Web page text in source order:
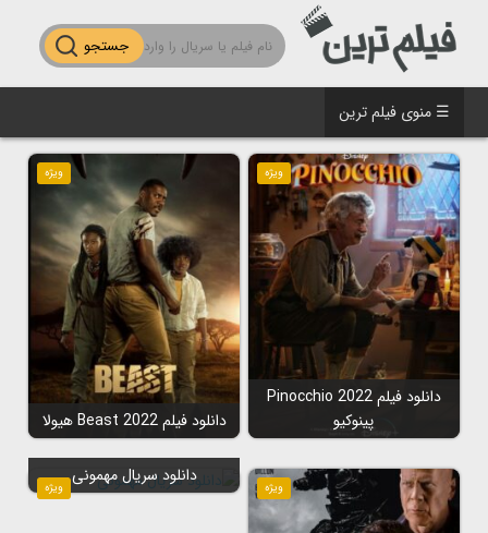
جستجو
☰ منوی فیلم ترین
ویژه
دانلود فیلم Pinocchio 2022
پینوکیو
ویژه
دانلود فیلم Beast 2022 هیولا
ویژه ویژه
دانلود سریال مهمونی